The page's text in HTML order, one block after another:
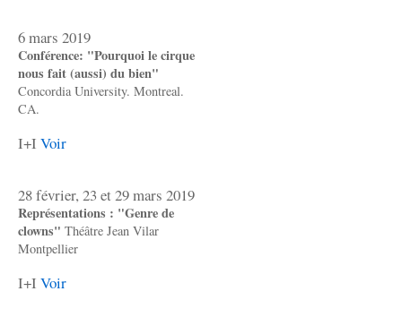
6 mars 2019
Conférence: "Pourquoi le cirque
nous fait (aussi) du bien"
Concordia University. Montreal.
CA.
I+I Voir
28 février, 23 et 29 mars 2019
Représentations : "Genre de
clowns" Théâtre Jean Vilar
Montpellier
I+I Voir